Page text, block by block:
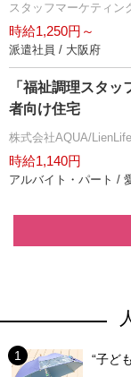
スタッフマーケティン
時給1,250円～
派遣社員 / 大阪府
「福祉調理スタ
者向け住宅
株式会社AQUA/
時給1,140円
アルバイト・パート /
“子ど